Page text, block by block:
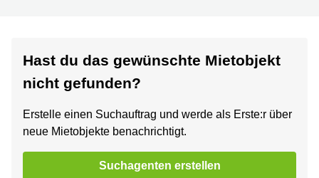
Hast du das gewünschte Mietobjekt
nicht gefunden?
Erstelle einen Suchauftrag und werde als Erste:r über
neue Mietobjekte benachrichtigt.
Suchagenten erstellen